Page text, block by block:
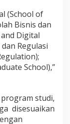
(School of
Bisnis dan
Digital
Regulasi
School),”
studi,
disesuaikan